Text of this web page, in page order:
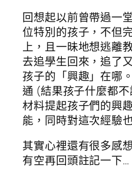
回想起以前曾帶過一
位特別的孩子，不但
上，且一昧地想逃離
去追學生回來，追了
孩子的「興趣」在哪
通 (結果孩子什麼都
材料提起孩子們的興
能，同時對這次經驗
其實心裡還有很多感
有空再回頭註記一下…